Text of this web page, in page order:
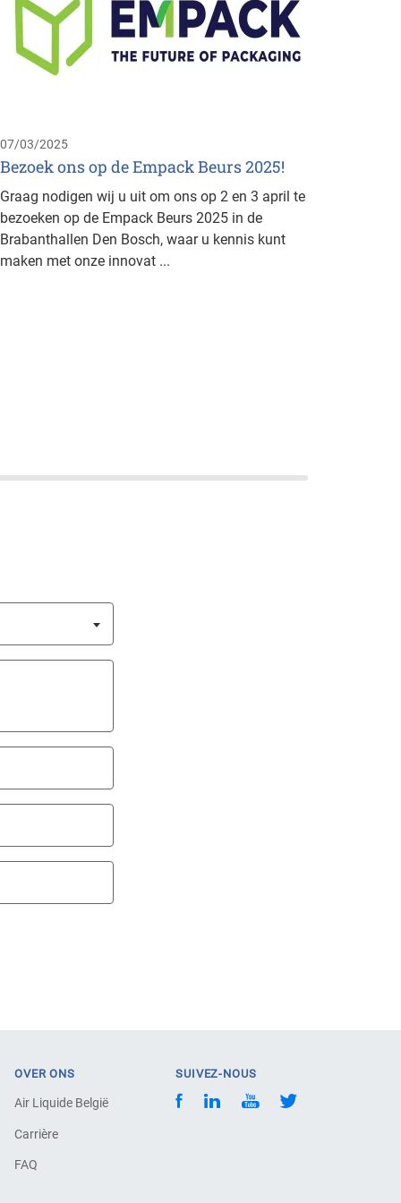
07/03/2025
Bezoek ons op de Empack Beurs 2025!
Graag nodigen wij u uit om ons op 2 en 3 april te
bezoeken op de Empack Beurs 2025 in de
Brabanthallen Den Bosch, waar u kennis kunt
maken met onze innovat ...
OVER ONS
Air Liquide België
Carrière
FAQ
SUIVEZ-NOUS